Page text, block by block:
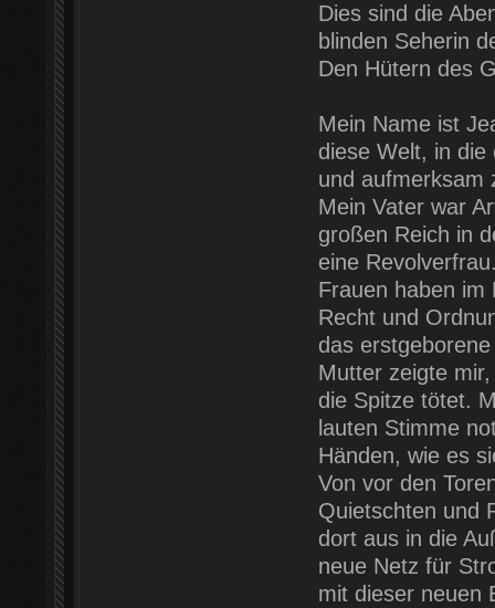
Dies sind die
blinden Seherin
Den Hütern des
Mein Name ist
diese Welt, in
und aufmerksam
Mein Vater war
großen Reich in
eine
Frauen haben im
Recht und
das
Mutter zeigte
die Spitze tötet.
lauten Stimme
Händen, wie es
Von vor den
Quietschten und
dort aus in die
neue Netz für
mit dieser neuen